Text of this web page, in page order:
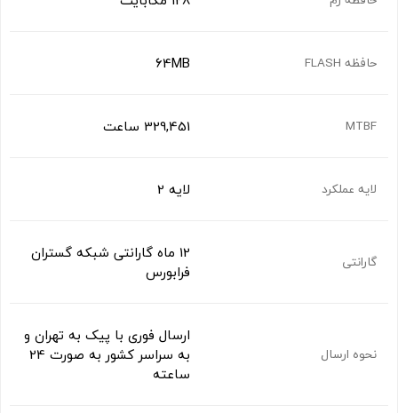
حافظه FLASH 64MB
MTBF 329,451 ساعت
لایه عملکرد لایه 2
گارانتی
12 ماه گارانتی شبکه گستران
فرابورس
نحوه ارسال
ارسال فوری با پیک به تهران و
به سراسر کشور به صورت 24
ساعته